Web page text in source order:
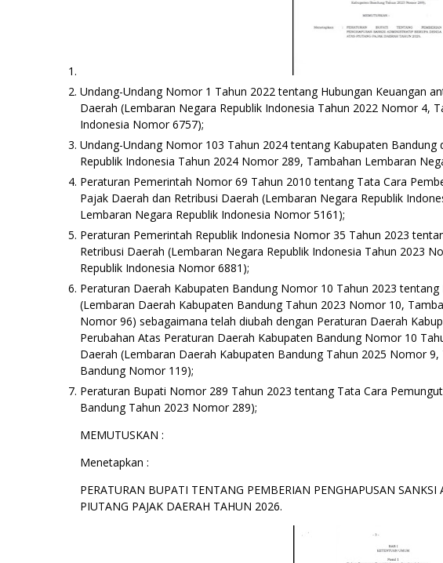
Undang-Undang Nomor 1 Tahun 2022 tentang Hubungan Keuangan
Daerah (Lembaran Negara Republik Indonesia Tahun 2022 Nomor 4,
Indonesia Nomor 6757);
Undang-Undang Nomor 103 Tahun 2024 tentang Kabupaten Bandung
Republik Indonesia Tahun 2024 Nomor 289, Tambahan Lembaran
Peraturan Pemerintah Nomor 69 Tahun 2010 tentang Tata Cara
Pajak Daerah dan Retribusi Daerah (Lembaran Negara Republik
Lembaran Negara Republik Indonesia Nomor 5161);
Peraturan Pemerintah Republik Indonesia Nomor 35 Tahun 2023
Retribusi Daerah (Lembaran Negara Republik Indonesia Tahun 2023
Republik Indonesia Nomor 6881);
Peraturan Daerah Kabupaten Bandung Nomor 10 Tahun 2023
(Lembaran Daerah Kabupaten Bandung Tahun 2023 Nomor 10,
Nomor 96) sebagaimana telah diubah dengan Peraturan Daerah
Perubahan Atas Peraturan Daerah Kabupaten Bandung Nomor 10
Daerah (Lembaran Daerah Kabupaten Bandung Tahun 2025 Nomor
Bandung Nomor 119);
Peraturan Bupati Nomor 289 Tahun 2023 tentang Tata Cara
Bandung Tahun 2023 Nomor 289);
MEMUTUSKAN :
Menetapkan :
PERATURAN BUPATI TENTANG PEMBERIAN PENGHAPUSAN
PIUTANG PAJAK DAERAH TAHUN 2026.